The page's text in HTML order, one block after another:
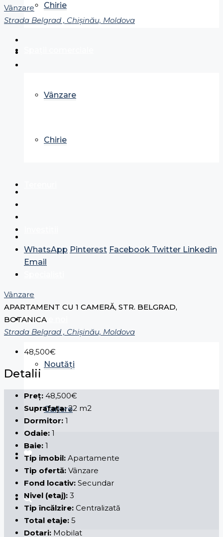
Chirie
Vânzare
Chirie
Despre noi
Noutăți
Cariere
Vânzare
Strada Belgrad , Chișinău, Moldova
WhatsApp Pinterest Facebook Twitter Linkedin
Email
Vânzare
APARTAMENT CU 1 CAMERĂ, STR. BELGRAD,
BOTANICA
Strada Belgrad , Chișinău, Moldova
48,500€
Detalii
Preț: 48,500€
Suprafața: 22 m2
Dormitor: 1
Odaie: 1
Baie: 1
Tip imobil: Apartamente
Tip ofertă: Vânzare
Fond locativ: Secundar
Nivel (etaj): 3
Tip încălzire: Centralizată
Total etaje: 5
Dotari: Mobilat